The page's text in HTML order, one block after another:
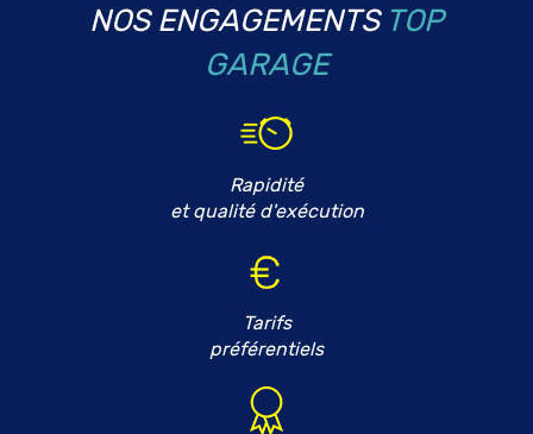
NOS ENGAGEMENTS TOP
GARAGE
Rapidité
et qualité d'exécution
Tarifs
préférentiels